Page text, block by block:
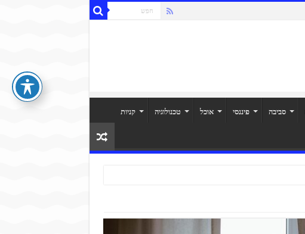
סביבה פיננסי אוכל טכנולוגיה קניות